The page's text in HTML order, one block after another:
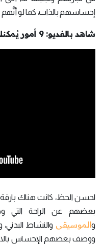
إحساسهم بالذات، كما لو أنَّهم
شاهد بالفديو: 9 أمور يُمكنك القيام بها عندما تكون وحيداً
لحسن الحظ، كانت هناك بارقة
بعضهم عن الراحة التي
والموسيقى والنشاط
ووصف بعضهم الإحساس